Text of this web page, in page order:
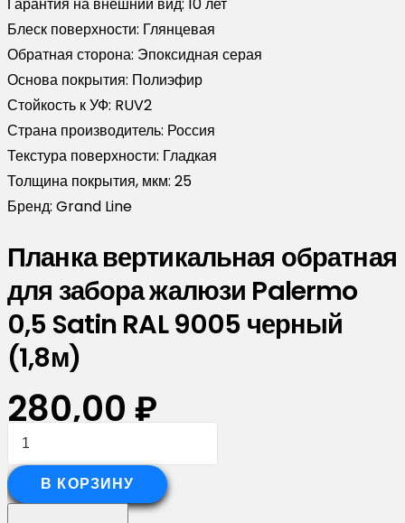
Блеск поверхности: Глянцевая
Обратная сторона: Эпоксидная серая
Основа покрытия: Полиэфир
Стойкость к УФ: RUV2
Страна производитель: Россия
Текстура поверхности: Гладкая
Толщина покрытия, мкм: 25
Бренд: Grand Line
Планка вертикальная обратная
для забора жалюзи Palermo
0,5 Satin RAL 9005 черный
(1,8м)
280,00 ₽
Количество
Планка
вертикальная
В КОРЗИНУ